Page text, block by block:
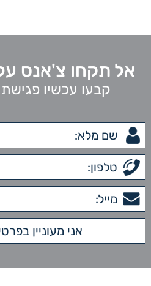
אל תקחו צ'אנס
קבעו עכשיו פגישת